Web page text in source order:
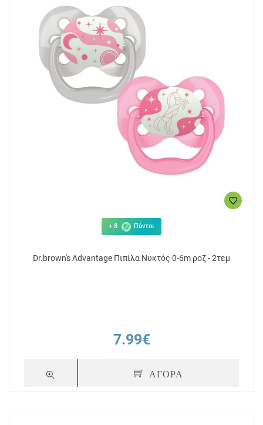
+ 8 Πόντοι
Dr.brown's Advantage Πιπίλα Νυκτός 0-6m ροζ - 2τεμ
7.99€
ΑΓΟΡΑ